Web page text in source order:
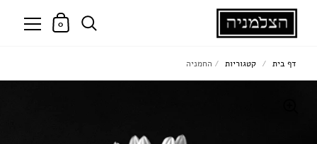
0
דף בית / קטגוריות / החמניה